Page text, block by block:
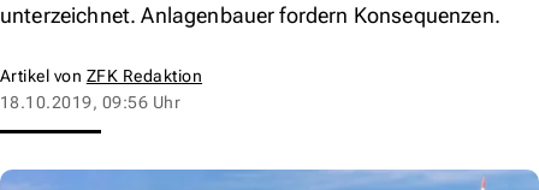
unterzeichnet. Anlagenbauer fordern Konsequenzen.
Artikel von ZFK Redaktion
18.10.2019, 09:56 Uhr